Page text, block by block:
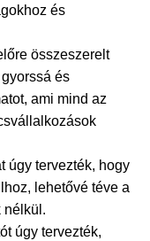
és
összeszerelt
és
ami mind az
úgy tervezték, hogy
lehetővé téve a
nélkül.
úgy tervezték,